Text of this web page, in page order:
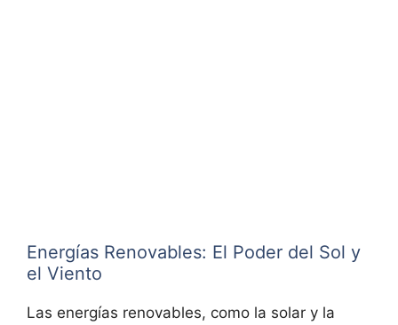
Energías Renovables: El Poder del Sol y
el Viento
Las energías renovables, como la solar y la